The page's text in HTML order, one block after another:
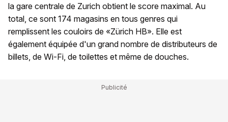
la gare centrale de Zurich obtient le score maximal. Au
total, ce sont 174 magasins en tous genres qui
remplissent les couloirs de «Zürich HB». Elle est
également équipée d'un grand nombre de distributeurs de
billets, de Wi-Fi, de toilettes et même de douches.